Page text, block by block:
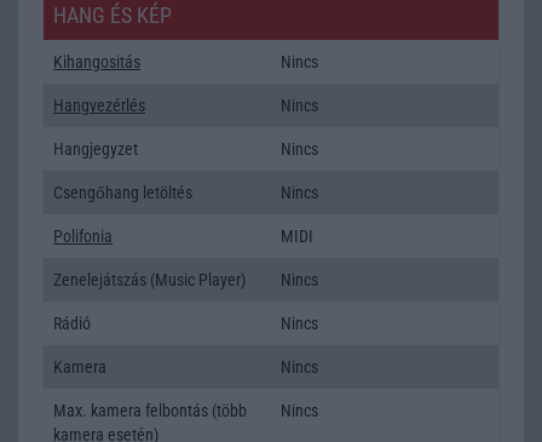
HANG ÉS KÉP
Kihangositás Nincs
Hangvezérlés Nincs
Hangjegyzet Nincs
Csengőhang letöltés Nincs
Polifonia MIDI
Zenelejátszás (Music Player) Nincs
Rádió Nincs
Kamera Nincs
Max. kamera felbontás (több
kamera esetén)
Nincs